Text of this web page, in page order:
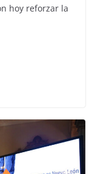
hoy reforzar la